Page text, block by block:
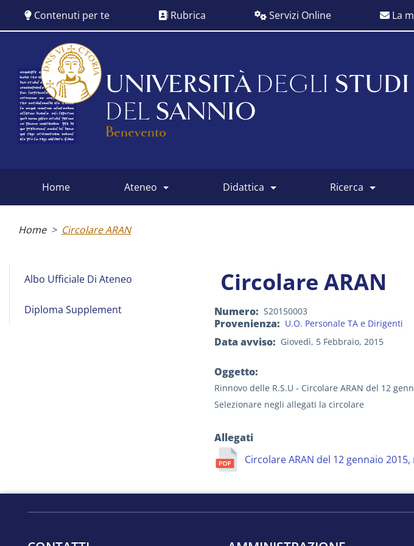
contenuto
Contenuti per te Rubrica Servizi Online La
UNIVERSITÀ DEGLI STUDI
DEL SANNIO
Benevento
menu
home ateneo didattica ricerca
Home Circolare ARAN
Albo
Albo Ufficiale Di Ateneo
Diploma Supplement
Circolare ARAN
Numero S20150003
Provenienza U.O. Personale TA e Dirigenti
Data avviso Giovedì, 5 Febbraio, 2015
Oggetto:
Rinnovo delle R.S.U - Circolare ARAN del 12
Selezionare negli allegati la circolare
Allegati
Circolare ARAN del 12 gennaio 2015,